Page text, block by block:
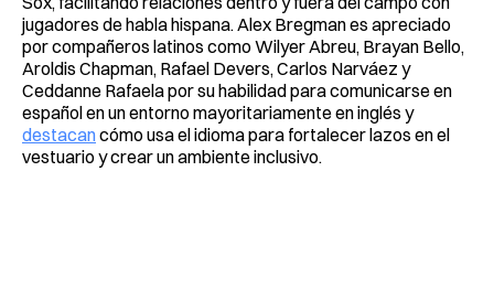
jugadores de habla hispana. Alex Bregman es apreciado
por compañeros latinos como Wilyer Abreu, Brayan Bello,
Aroldis Chapman, Rafael Devers, Carlos Narváez y
Ceddanne Rafaela por su habilidad para comunicarse en
español en un entorno mayoritariamente en inglés y
destacancómo usa el idioma para fortalecer lazos en el
vestuario y crear un ambiente inclusivo.